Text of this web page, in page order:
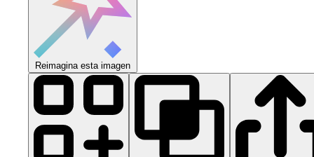
Reimagina esta imagen